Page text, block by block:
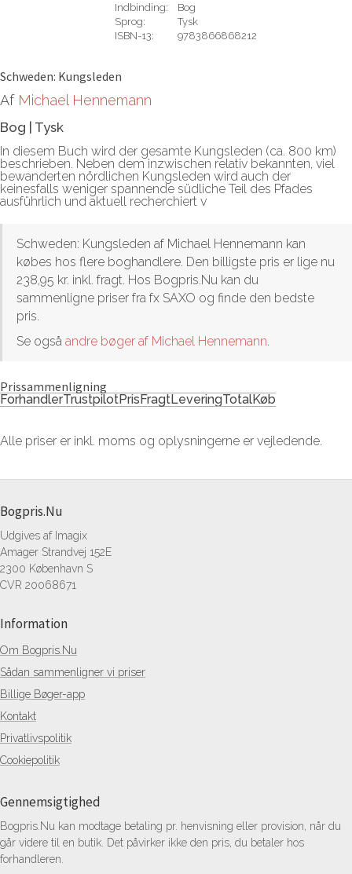
Indbinding:
Bog
Sprog:
Tysk
ISBN-13:
9783866868212
Schweden: Kungsleden
Af Michael Hennemann
Bog | Tysk
In diesem Buch wird der gesamte Kungsleden (ca. 800 km)
beschrieben. Neben dem inzwischen relativ bekannten, viel
bewanderten nördlichen Kungsleden wird auch der
keinesfalls weniger spannende südliche Teil des Pfades
ausführlich und aktuell recherchiert v
Schweden: Kungsleden af Michael Hennemann kan
købes hos flere boghandlere. Den billigste pris er lige nu
238,95 kr. inkl. fragt. Hos Bogpris.Nu kan du
sammenligne priser fra fx SAXO og finde den bedste
pris.
Se også andre bøger af Michael Hennemann.
Prissammenligning
ForhandlerTrustpilotPrisFragtLeveringTotalKøb
Alle priser er inkl. moms og oplysningerne er vejledende.
Bogpris.Nu
Udgives af Imagix
Amager Strandvej 152E
2300 København S
CVR 20068671
Information
Om Bogpris.Nu
Sådan sammenligner vi priser
Billige Bøger-app
Kontakt
Privatlivspolitik
Cookiepolitik
Gennemsigtighed
Bogpris.Nu kan modtage betaling pr. henvisning eller provision, når du
går videre til en butik. Det påvirker ikke den pris, du betaler hos
forhandleren.